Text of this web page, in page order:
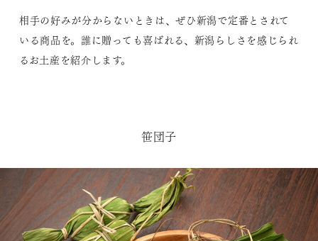
相手の好みが分からないときは、ぜひ新潟で定番とされて
いる商品を。誰に贈っても喜ばれる、新潟らしさを感じられ
るお土産を紹介します。
笹団子